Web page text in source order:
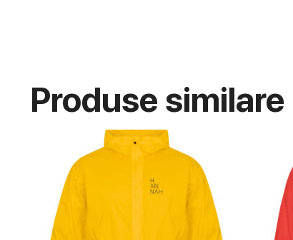
Produse similare